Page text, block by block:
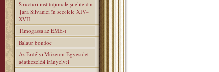
Structuri instituţionale şi elite din
Ţara Silvaniei în secolele XIV–
XVII.
Támogassa az EMÉ-t
Balaur bondoc
Az Erdélyi Múzeum-Egyesület
adatkezelési irányelvei